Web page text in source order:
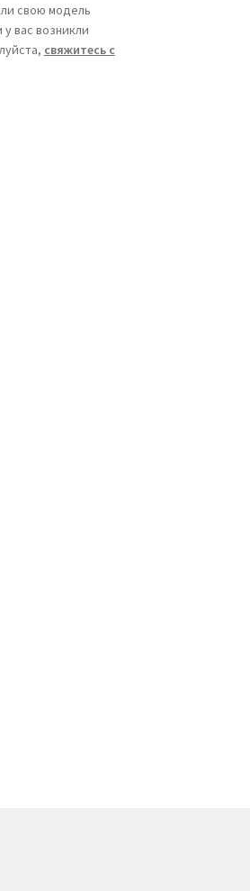
свою модель
вас возникли
свяжитесь с